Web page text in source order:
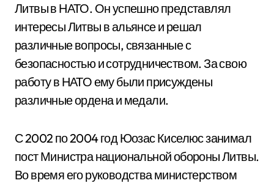
Литвы в НАТО. Он успешно представлял
интересы Литвы в альянсе и решал
различные вопросы, связанные с
безопасностью и сотрудничеством. За свою
работу в НАТО ему были присуждены
различные ордена и медали.
С 2002 по 2004 год Юозас Киселюс занимал
пост Министра национальной обороны Литвы.
Во время его руководства министерством